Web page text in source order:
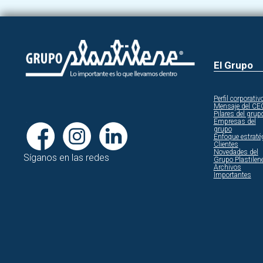
Síganos en las redes
El Grupo
Perfil
Mensaje del
Pilares del
Empresas del
grupo
Enfoque
Clientes
Novedades del
Grupo
Archivos
Importantes